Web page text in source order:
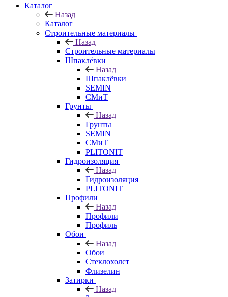
Каталог
Назад
Каталог
Строительные материалы
Назад
Строительные материалы
Шпаклёвки
Назад
Шпаклёвки
SEMIN
СМиТ
Грунты
Назад
Грунты
SEMIN
СМиТ
PLITONIT
Гидроизоляция
Назад
Гидроизоляция
PLITONIT
Профили
Назад
Профили
Профиль
Обои
Назад
Обои
Стеклохолст
Флизелин
Затирки
Назад